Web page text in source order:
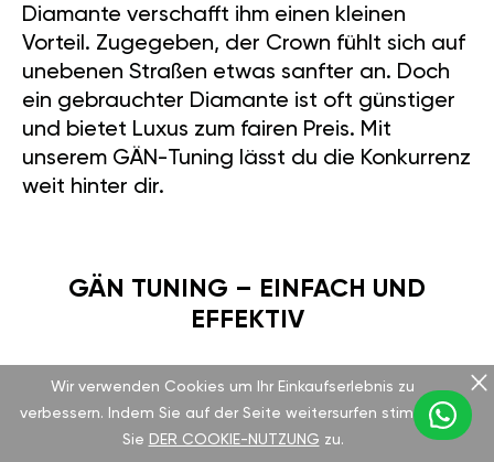
Diamante verschafft ihm einen kleinen
Vorteil. Zugegeben, der Crown fühlt sich auf
unebenen Straßen etwas sanfter an. Doch
ein gebrauchter Diamante ist oft günstiger
und bietet Luxus zum fairen Preis. Mit
unserem GÄN-Tuning lässt du die Konkurrenz
weit hinter dir.
GÄN TUNING – EINFACH UND
EFFEKTIV
Unser GAN GT-Modul ist kinderleicht zu
montieren – in unter 15 Minuten unter der
Motorhaube, ohne großen Aufwand. Per App
Wir verwenden Cookies um Ihr Einkaufserlebnis zu
verbessern. Indem Sie auf der Seite weitersurfen stimmen
Sie DER COOKIE-NUTZUNG zu.